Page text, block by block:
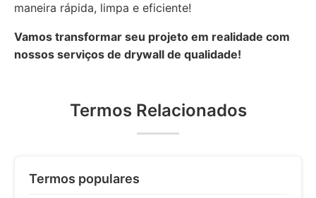
maneira rápida, limpa e eficiente!
Vamos transformar seu projeto em realidade com
nossos serviços de drywall de qualidade!
Termos Relacionados
Termos populares